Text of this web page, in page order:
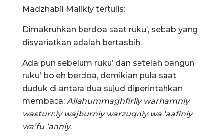
Madzhabil Malikiy tertulis:
Dimakruhkan berdoa saat ruku’, sebab yang
disyariatkan adalah bertasbih.
Ada pun sebelum ruku’ dan setelah bangun
ruku’ boleh berdoa, demikian pula saat
duduk di antara dua sujud diperintahkan
membaca: Allahummaghfirliy warhamniy
wasturniy wajburniy warzuqniy wa ‘aafiniy
wa’fu ‘anniy.